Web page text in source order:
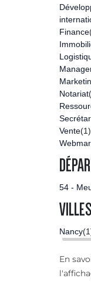
Finance
Notariat
Vente(1)
54 -
VILLES
Nancy
En